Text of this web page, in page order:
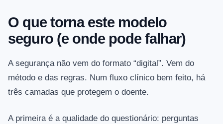
O que torna este modelo
seguro (e onde pode falhar)
A segurança não vem do formato “digital”. Vem do
método e das regras. Num fluxo clínico bem feito, há
três camadas que protegem o doente.
A primeira é a qualidade do questionário: perguntas